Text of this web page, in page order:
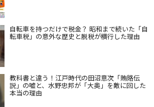
自転車を持つだけで税金？ 昭和まで続いた「自
転車税」の意外な歴史と脱税が横行した理由
教科書と違う！江戸時代の田沼意次「賄賂伝
説」の嘘と、水野忠邦が「大奥」を敵に回した
本当の理由